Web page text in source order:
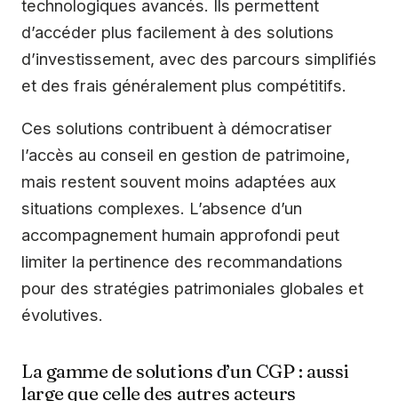
technologiques avancés. Ils permettent
d’accéder plus facilement à des solutions
d’investissement, avec des parcours simplifiés
et des frais généralement plus compétitifs.
Ces solutions contribuent à démocratiser
l’accès au conseil en gestion de patrimoine,
mais restent souvent moins adaptées aux
situations complexes. L’absence d’un
accompagnement humain approfondi peut
limiter la pertinence des recommandations
pour des stratégies patrimoniales globales et
évolutives.
La gamme de solutions d’un CGP : aussi
large que celle des autres acteurs